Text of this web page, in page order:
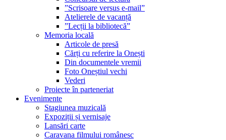
”Scrisoare versus e-mail”
Atelierele de vacanță
”Lecții la bibliotecă”
Memoria locală
Articole de presă
Cărți cu referire la Onești
Din documentele vremii
Foto Oneștiul vechi
Vederi
Proiecte în parteneriat
Evenimente
Stagiunea muzicală
Expoziții și vernisaje
Lansări carte
Caravana filmului românesc